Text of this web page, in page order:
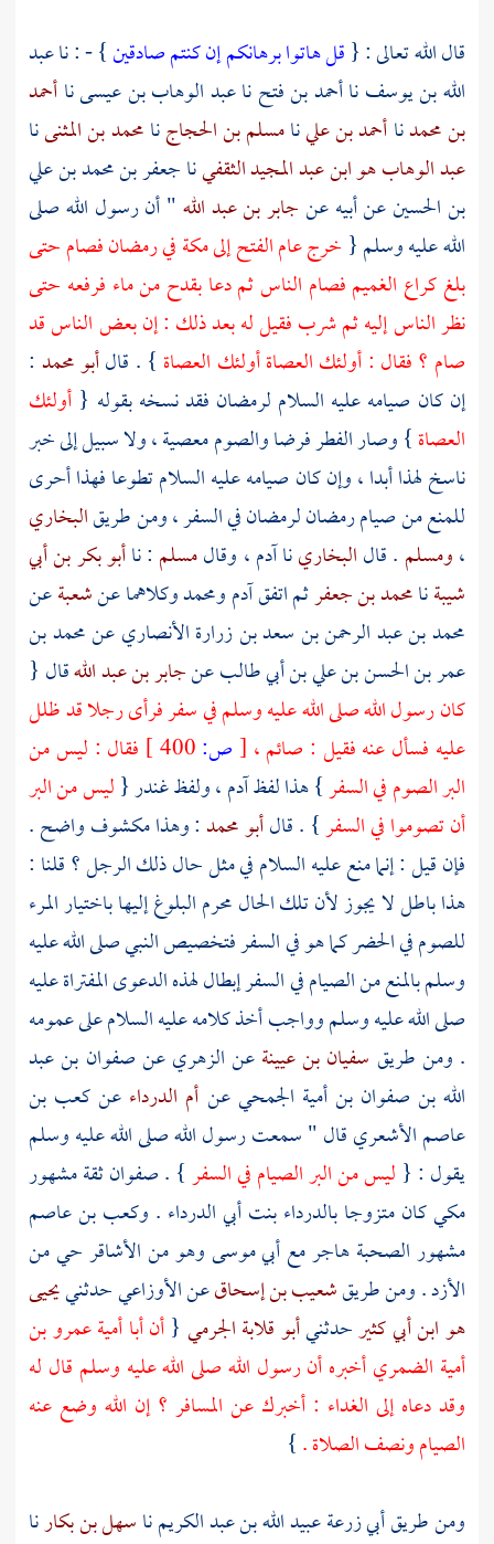
قال الله تعالى : {قل هاتوا برهانكم إن كنتم صادقين} - : ناعبد
الله بن يوسفناأحمد بن فتحناعبد الوهاب بن عيسىناأحمد
بن محمدناأحمد بن علينامسلم بن الحجاجنامحمد بن المثنىنا
عبد الوهاب هو ابن عبد المجيد الثقفيناجعفر بن محمد بن علي
بن الحسينعن أبيه عنجابر بن عبد الله" أن رسول الله صلى
الله عليه وسلم { خرج عام الفتح إلىمكةفي رمضان فصام حتى
بلغكراع الغميمفصام الناس ثم دعا بقدح من ماء فرفعه حتى
نظر الناس إليه ثم شرب فقيل له بعد ذلك : إن بعض الناس قد
صام ؟ فقال : أولئك العصاة أولئك العصاة } . قالأبو محمد :
إن كان صيامه عليه السلام لرمضان فقد نسخه بقوله { أولئك
العصاة} وصار الفطر فرضا والصوم معصية ، ولا سبيل إلى خبر
ناسخ لهذا أبدا ، وإن كان صيامه عليه السلام تطوعا فهذا أحرى
للمنع من صيام رمضان لرمضان في السفر ، ومن طريقالبخاري
،ومسلم . قالالبخاريناآدم، وقالمسلم : ناأبو بكر بن أبي
شيبةنامحمد بن جعفرثم اتفقآدمومحمدوكلاهما عنشعبةعن
محمد بن عبد الرحمن بن سعد بن زرارة الأنصاريعنمحمد بن
عمر بن الحسن بن علي بن أبي طالبعنجابر بن عبد اللهقال {
كان رسول الله صلى الله عليه وسلم في سفر فرأى رجلا قد ظلل
عليه فسأل عنه فقيل : صائم ، [ص:
فقال : ليس من
البر الصوم في السفر} هذا لفظآدم، ولفظغندر{ليس من البر
أن تصوموا في السفر} . قالأبو محمد: وهذا مكشوف واضح .
فإن قيل : إنما منع عليه السلام في مثل حال ذلك الرجل ؟ قلنا :
هذا باطل لا يجوز لأن تلك الحال محرم البلوغ إليها باختيار المرء
للصوم في الحضر كما هو في السفر فتخصيص النبي صلى الله عليه
وسلم بالمنع من الصيام في السفر إبطال لهذه الدعوى المفتراة عليه
صلى الله عليه وسلم وواجب أخذ كلامه عليه السلام على عمومه
. ومن طريق سفيان بن عيينةعنالزهريعنصفوان بن عبد
الله بن صفوان بن أمية الجمحيعن أم الدرداء عنكعب بن
عاصم الأشعريقال " سمعت رسول الله صلى الله عليه وسلم
يقول : { ليس من البر الصيام في السفر} .صفوانثقة مشهور
مكي كان متزوجابالدرداء بنت أبي الدرداء . وكعب بن عاصم
مشهور الصحبة هاجر معأبي موسىوهو منالأشاقرحي من
الأزد. ومن طريقشعيب بن إسحاقعنالأوزاعيحدثنييحيى
هو ابن أبي كثيرحدثنيأبو قلابة الجرمي {أنأبا أمية عمرو بن
أمية الضمريأخبره أن رسول الله صلى الله عليه وسلم قال له
وقد دعاه إلى الغداء : أخبرك عن المسافر ؟ إن الله وضع عنه
الصيام ونصف الصلاة .}
ومن طريقأبي زرعة عبيد الله بن عبد الكريمناسهل بن بكارنا